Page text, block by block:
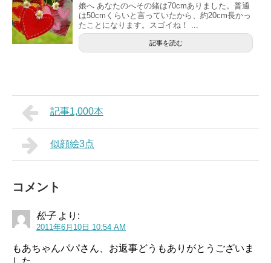
娘へ あなたのへその緒は70cmありました。普通
は50cmくらいと言っていたから、約20cm長かっ
たことになります。スゴイね！ ...
記事を読む
記事1,000本
似顔絵3点
コメント
松子 より:
2011年6月10日 10:54 AM
もあちゃんパパさん、お返事どうもありがとうございま
した。